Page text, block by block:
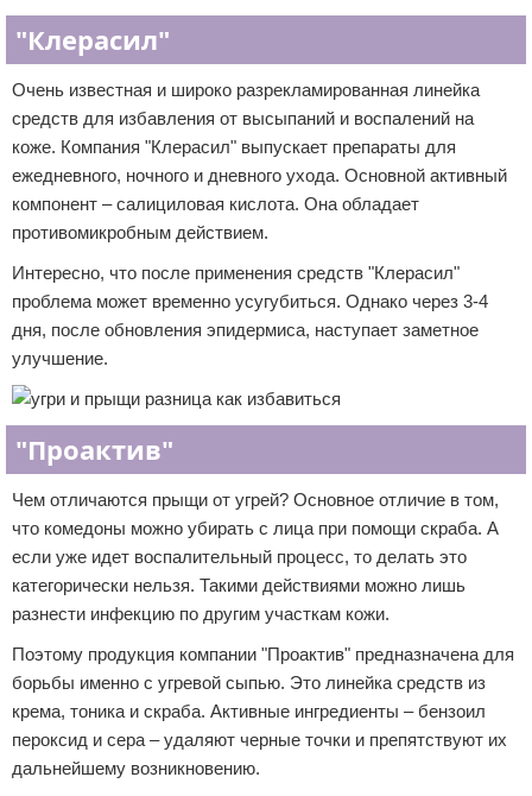
"Клерасил"
Очень известная и широко разрекламированная линейка
средств для избавления от высыпаний и воспалений на
коже. Компания "Клерасил" выпускает препараты для
ежедневного, ночного и дневного ухода. Основной активный
компонент – салициловая кислота. Она обладает
противомикробным действием.
Интересно, что после применения средств "Клерасил"
проблема может временно усугубиться. Однако через 3-4
дня, после обновления эпидермиса, наступает заметное
улучшение.
"Проактив"
Чем отличаются прыщи от угрей? Основное отличие в том,
что комедоны можно убирать с лица при помощи скраба. А
если уже идет воспалительный процесс, то делать это
категорически нельзя. Такими действиями можно лишь
разнести инфекцию по другим участкам кожи.
Поэтому продукция компании "Проактив" предназначена для
борьбы именно с угревой сыпью. Это линейка средств из
крема, тоника и скраба. Активные ингредиенты – бензоил
пероксид и сера – удаляют черные точки и препятствуют их
дальнейшему возникновению.